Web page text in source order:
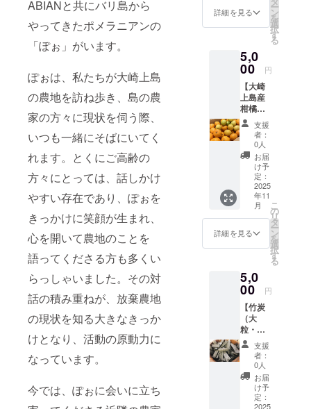
ABIANと共にバリ島から
やってきたポメラニアンの
「ぽぉ」がいます。
ぽぉは、私たちが大崎上島
の農地を訪ね歩き、島の農
家の方々に現状を伺う際、
いつも一緒にそばにいてく
れます。とくにご高齢の
方々にとっては、話しかけ
やすい存在であり、ぽぉを
きっかけに笑顔が生まれ、
心を開いて農地のことを
語ってくださる方も多くい
らっしゃいました。その対
話の積み重ねが、放棄農地
の現状を知る大きなきっか
けとなり、活動の原動力に
なっています。
今では、ぽぉに会いに立ち
で整備しな
中で、放棄
農地の増加
や人手不足
といった地
域の課題
が、目に見
えるかたち
で迫ってき
私たちは、
これまで
培ってきた
国際的な人
業の知見を
活かして、
大崎上島の
自然と暮ら
しを守り、
次世代へと
つなぐ農地
再生に取り
組んでいま
して利
用され
ます。
室内の
消臭・
除湿、
冷蔵庫
や靴箱
の脱臭
など、
暮らし
の中で
も幅広
く活用
できま
す。 粒
が細か
くなる
こと
で、土
効果的
に自然
環境に
働きか
けま
す。
詳細を見る ー
ン
を
選
択
す
る
5,0
00 円
【大崎
上島産
柑橘詰
め合わ
せ３
㎏】 大
崎上島
産の柑
橘を旬
に合わ
せて詰
め合わ
せ。サ
イズ不
揃いや
傷あり
り”です
が、味
はその
まま。
ご家庭
用や加
工にも
おすす
めで
す。 発
送は、
今年収
支援
者：
0人
お届
け予
定：
2025
年11
月
詳細を見る
こ
の
リ
タ
ー
ン
を
選
択
す
る
5,0
00 円
【竹炭
（大
粒・
5kg）】
耕作放
棄地の
再生作
業で伐
採した
支援
者：
0人
お届
け予
定：
2025